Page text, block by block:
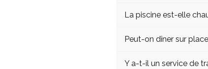
La piscine est-elle
Peut-on dîner sur
Y a-t-il un service de